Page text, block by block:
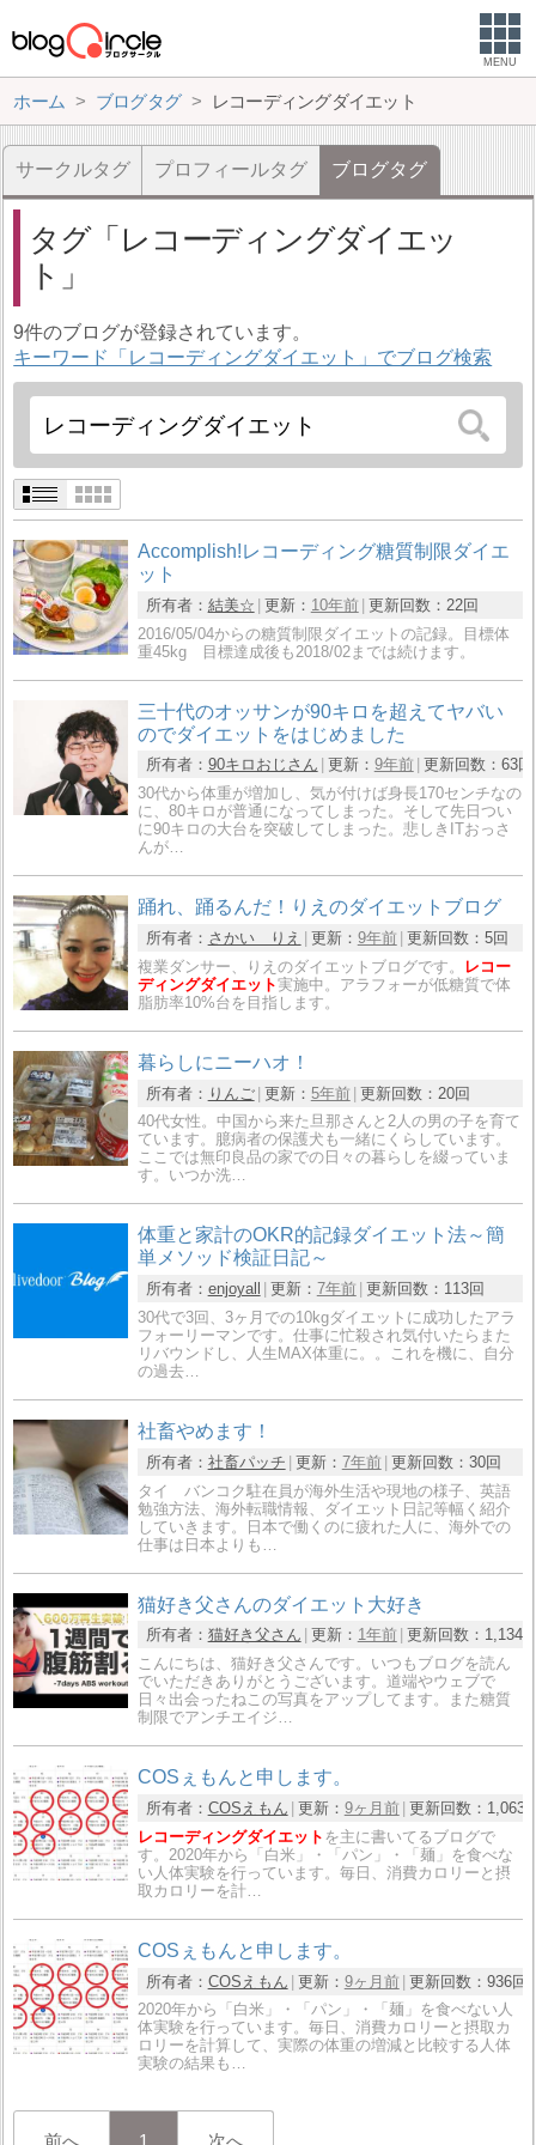
MENU
ホーム ブログタグ レコーディングダイエット
サークルタグ プロフィールタグ ブログタグ
タグ
レコーディングダイエッ
ト
9件のブログが登録されています。
キーワード「レコーディングダイエット」でブログ検索
Accomplish!レコーディング糖質制限ダイエ
ット
所有者： 結美☆ 更新： 10年前 更新回数： 22回
2016/05/04からの糖質制限ダイエットの記録。目標体
重45kg 目標達成後も2018/02までは続けます。
三十代のオッサンが90キロを超えてヤバい
のでダイエットをはじめました
所有者： 90キロおじさん 更新： 9年前 更新回数： 63回
30代から体重が増加し、気が付けば身長170センチなの
に、80キロが普通になってしまった。そして先日つい
に90キロの大台を突破してしまった。悲しきITおっさ
んが…
踊れ、踊るんだ！りえのダイエットブログ
所有者： さかい りえ 更新： 9年前 更新回数： 5回
複業ダンサー、りえのダイエットブログです。
レコー
ディングダイエット実施中。アラフォーが低糖質で体
脂肪率10%台を目指します。
暮らしにニーハオ！
所有者： りんご 更新： 5年前 更新回数： 20回
40代女性。中国から来た旦那さんと2人の男の子を育て
ています。臆病者の保護犬も一緒にくらしています。
ここでは無印良品の家での日々の暮らしを綴っていま
す。いつか洗…
体重と家計のOKR的記録ダイエット法～簡
単メソッド検証日記～
所有者： enjoyall 更新： 7年前 更新回数： 113回
30代で3回、3ヶ月での10kgダイエットに成功したアラ
フォーリーマンです。仕事に忙殺され気付いたらまた
リバウンドし、人生MAX体重に。。これを機に、自分
の過去…
社畜やめます！
所有者： 社畜パッチ 更新： 7年前 更新回数： 30回
タイ バンコク駐在員が海外生活や現地の様子、英語
勉強方法、海外転職情報、ダイエット日記等幅く紹介
していきます。日本で働くのに疲れた人に、海外での
仕事は日本よりも…
猫好き父さんのダイエット大好き
所有者： 猫好き父さん 更新： 1年前 更新回数： 1,134
こんにちは、猫好き父さんです。いつもブログを読ん
でいただきありがとうございます。道端やウェブで
日々出会ったねこの写真をアップしてます。また糖質
制限でアンチエイジ…
COSぇもんと申します。
所有者： COSえもん 更新： 9ヶ月前 更新回数： 1,063
レコーディングダイエット を主に書いてるブログで
す。2020年から「白米」・「パン」・「麺」を食べな
い人体実験を行っています。毎日、消費カロリーと摂
取カロリーを計…
COSぇもんと申します。
所有者： COSえもん 更新： 9ヶ月前 更新回数： 936回
2020年から「白米」・「パン」・「麺」を食べない人
体実験を行っています。毎日、消費カロリーと摂取カ
ロリーを計算して、実際の体重の増減と比較する人体
実験の結果も…
前へ 1 次へ